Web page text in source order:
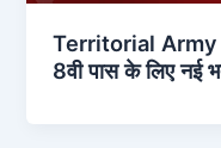
Territorial
8वी पास के लिए नई